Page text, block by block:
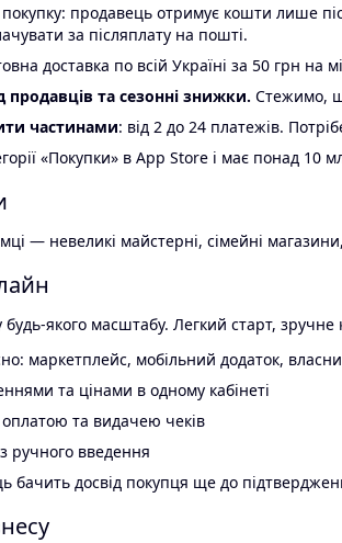
продавець отримує кошти лише
за післяплату на пошті.
доставка по всій Україні за 50 грн на
продавців та сезонні знижки. Стежимо,
частинами: від 2 до 24 платежів.
«Покупки» в App Store і має понад 10
— невеликі майстерні, сімейні
якого масштабу. Легкий старт, зручне
маркетплейс, мобільний додаток,
та цінами в одному кабінеті
оплатою та видачею чеків
ручного введення
бачить досвід покупця ще до